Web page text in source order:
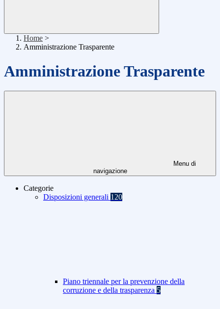
Home >
Amministrazione Trasparente
Amministrazione Trasparente
Menu di
navigazione
Categorie
Disposizioni generali 120
Piano triennale per la prevenzione della
corruzione e della trasparenza 5